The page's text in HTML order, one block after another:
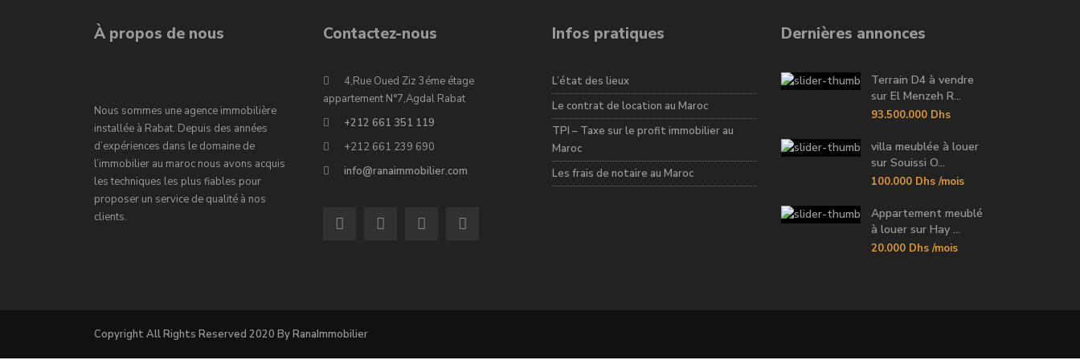
À propos de nous
Nous sommes une agence immobilière
installée à Rabat. Depuis des années
d’expériences dans le domaine de
l’immobilier au maroc nous avons acquis
les techniques les plus fiables pour
proposer un service de qualité à nos
clients.
Contactez-nous
4,Rue Oued Ziz 3éme étage
appartement N°7,Agdal Rabat
+212 661 351 119
+212 661 239 690
info@ranaimmobilier.com
Infos pratiques
L’état des lieux
Le contrat de location au Maroc
TPI – Taxe sur le profit immobilier au
Maroc
Les frais de notaire au Maroc
Dernières annonces
Terrain D4 à vendre
sur El Menzeh R...
93.500.000 Dhs
villa meublée à louer
sur Souissi O...
100.000 Dhs /mois
Appartement meublé
à louer sur Hay ...
20.000 Dhs /mois
Copyright All Rights Reserved 2020 By RanaImmobilier